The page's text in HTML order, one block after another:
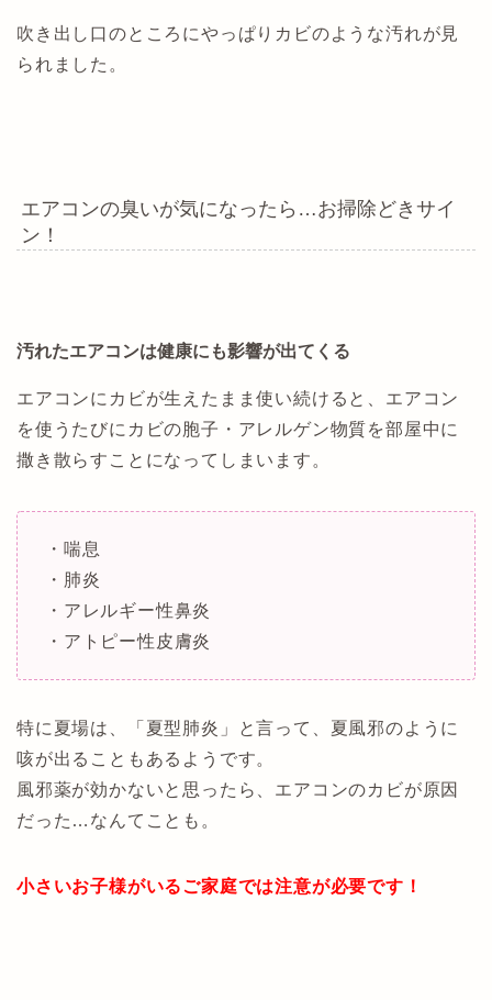
吹き出し口のところにやっぱりカビのような汚れが見
られました。
エアコンの臭いが気になったら…お掃除どきサイ
ン！
汚れたエアコンは健康にも影響が出てくる
エアコンにカビが生えたまま使い続けると、エアコン
を使うたびにカビの胞子・アレルゲン物質を部屋中に
撒き散らすことになってしまいます。
・喘息
・肺炎
・アレルギー性鼻炎
・アトピー性皮膚炎
特に夏場は、「夏型肺炎」と言って、夏風邪のように
咳が出ることもあるようです。
風邪薬が効かないと思ったら、エアコンのカビが原因
だった…なんてことも。
小さいお子様がいるご家庭では注意が必要です！